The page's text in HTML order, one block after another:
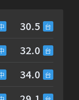
30.5
32.0
34.0